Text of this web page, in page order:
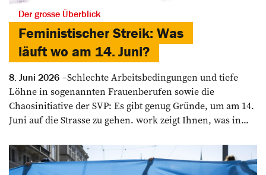
Der grosse Überblick
Feministischer Streik: Was
läuft wo am 14. Juni?
8. Juni 2026
Schlechte Arbeitsbedingungen und tiefe
Löhne in sogenannten Frauenberufen sowie die
Chaosinitiative der SVP: Es gibt genug Gründe, um am 14.
Juni auf die Strasse zu gehen. work zeigt Ihnen, was in...